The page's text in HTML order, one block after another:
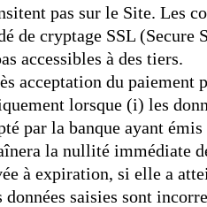
pas sur le Site. Les
de cryptage SSL (Secure
accessibles à des tiers.
acceptation du paiement
lorsque (i) les
par la banque ayant émis
la nullité immédiate
à expiration, si elle a
saisies sont